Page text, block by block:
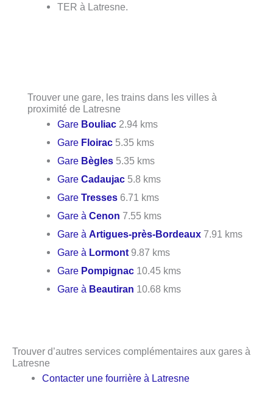
TER à Latresne.
Trouver une gare, les trains dans les villes à
proximité de Latresne
Gare Bouliac 2.94 kms
Gare Floirac 5.35 kms
Gare Bègles 5.35 kms
GareCadaujac 5.8 kms
GareTresses 6.71 kms
Gare àCenon 7.55 kms
Gare àArtigues-près-Bordeaux 7.91 kms
Gare à Lormont 9.87 kms
Gare Pompignac 10.45 kms
Gare à Beautiran 10.68 kms
Trouver d’autres services complémentaires aux gares à
Latresne
Contacter une fourrière à Latresne